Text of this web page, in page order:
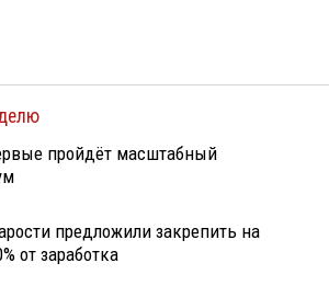
пройдёт масштабный
предложили закрепить на
от заработка